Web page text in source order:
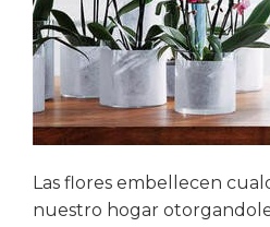
Las flores embellecen
nuestro hogar